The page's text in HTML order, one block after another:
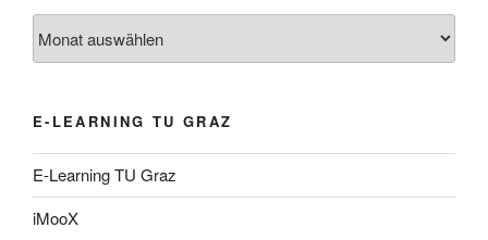
E-LEARNING TU GRAZ
E-Learning TU Graz
iMooX